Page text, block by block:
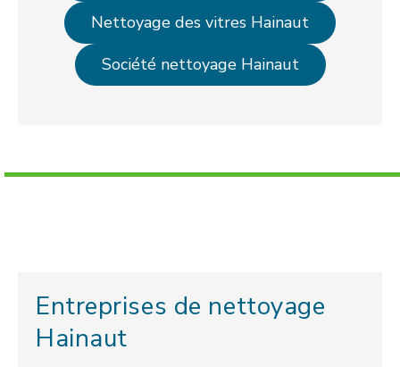
Nettoyage des vitres Hainaut
Société nettoyage Hainaut
Entreprises de nettoyage
Hainaut